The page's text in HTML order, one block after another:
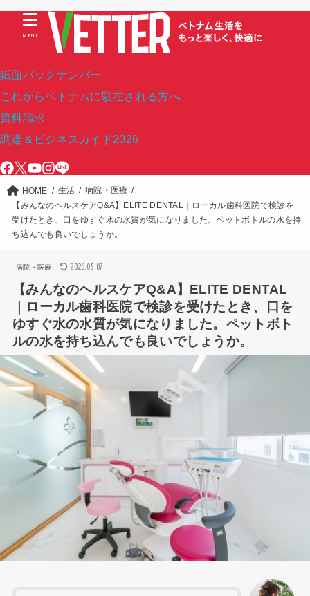
紙面バックナンバー
これからベトナムに駐在される方へ
資料請求
調達＆ビジネスガイド2026
MENU
HOME 生活
病院・医療
【みんなのヘルスケアQ&A】ELITE DENTAL｜ローカル歯科医院で検診を
受けたとき、口をゆすぐ水の水質が気になりました。ペットボトルの水を持
ち込んでも良いでしょうか。
病院・医療 2026.05.07
【みんなのヘルスケアQ&A】ELITE DENTAL
｜ローカル歯科医院で検診を受けたとき、口を
ゆすぐ水の水質が気になりました。ペットボト
ルの水を持ち込んでも良いでしょうか。